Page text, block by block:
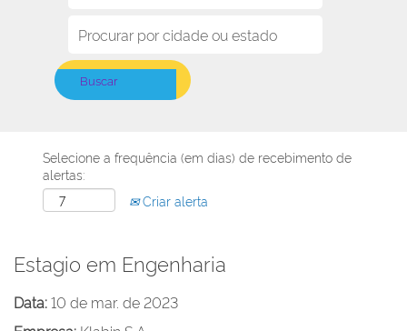
Selecione a frequência (em dias) de recebimento de
alertas:
Criar alerta
Estagio em Engenharia
Data:10 de mar. de 2023